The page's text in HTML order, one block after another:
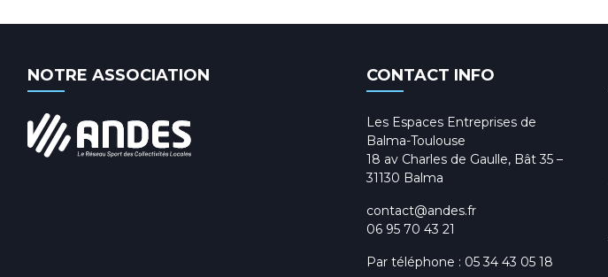
NOTRE ASSOCIATION CONTACT INFO
Les Espaces Entreprises de
Balma-Toulouse
18 av Charles de Gaulle, Bât 35 –
31130 Balma
contact@andes.fr
06 95 70 43 21
Par téléphone : 05 34 43 05 18